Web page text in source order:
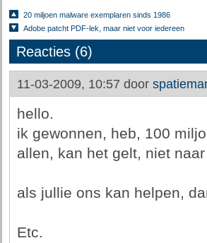
20 miljoen malware exemplaren sinds 1986
Adobe patcht PDF-lek, maar niet voor iedereen
Reacties (6)
11-03-2009, 10:57 door
hello.
ik gewonnen, heb, 100
allen, kan het gelt, niet
als jullie ons kan helpen,
Etc.